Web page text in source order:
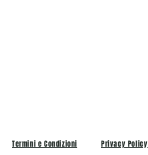
Termini e Condizioni Privacy Policy